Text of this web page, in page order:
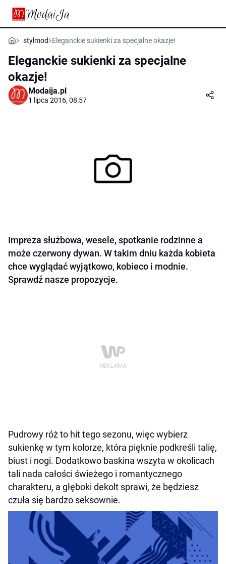
stylmod Eleganckie sukienki za specjalne okazje!
Eleganckie sukienki za specjalne
okazje!
Modaija.pl
1 lipca 2016, 08:57
Impreza służbowa, wesele, spotkanie rodzinne a
może czerwony dywan. W takim dniu każda kobieta
chce wyglądać wyjątkowo, kobieco i modnie.
Sprawdź nasze propozycje.
Pudrowy róż to hit tego sezonu, więc wybierz
sukienkę w tym kolorze, która pięknie podkreśli talię,
biust i nogi. Dodatkowo baskina wszyta w okolicach
tali nada całości świeżego i romantycznego
charakteru, a głęboki dekolt sprawi, że będziesz
czuła się bardzo seksownie.